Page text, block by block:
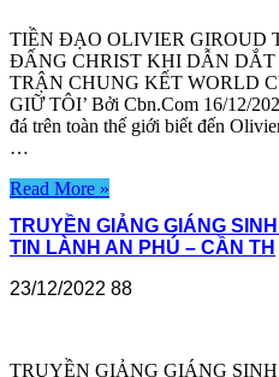
TIỀN ĐẠO OLIVIER GIROUD
ĐẤNG CHRIST KHI DẪN
TRẬN CHUNG KẾT WORLD
GIỮ TÔI’ Bởi Cbn.Com 16/12/
đá trên toàn thế giới biết đến
…
Read More »
TRUYỀN GIẢNG GIÁNG
TIN LÀNH AN PHÚ – CẦN TH
23/12/2022 88
TRUYỀN GIẢNG GIÁNG